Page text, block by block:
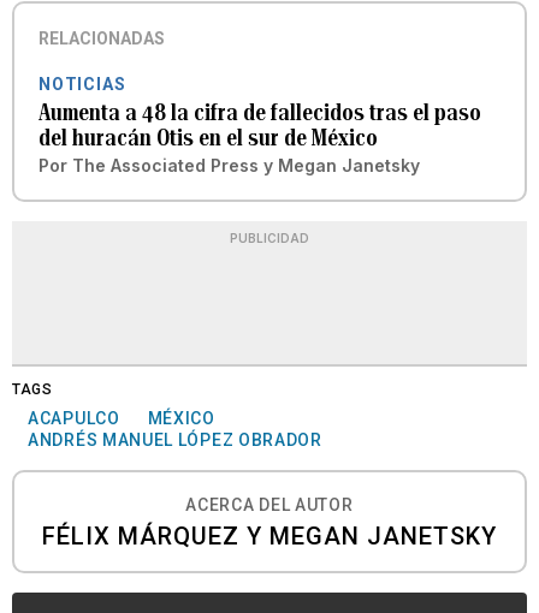
RELACIONADAS
NOTICIAS
Aumenta a 48 la cifra de fallecidos tras el paso
del huracán Otis en el sur de México
Por The Associated Press y Megan Janetsky
PUBLICIDAD
TAGS
ACAPULCO
MÉXICO
ANDRÉS MANUEL LÓPEZ OBRADOR
ACERCA DEL AUTOR
FÉLIX MÁRQUEZ Y MEGAN JANETSKY